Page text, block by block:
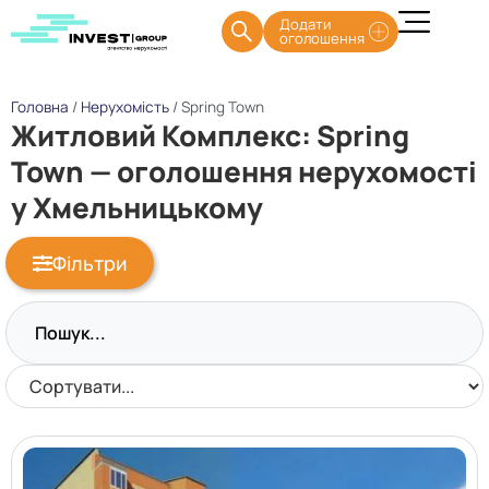
Додати
оголошення
Головна / Нерухомість /Spring Town
Житловий Комплекс: Spring
Town — оголошення нерухомості
у Хмельницькому
Фільтри